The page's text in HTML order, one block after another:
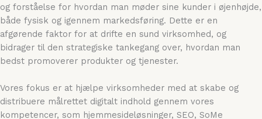
og forståelse for hvordan man møder sine kunder i øjenhøjde,
både fysisk og igennem markedsføring. Dette er en
afgørende faktor for at drifte en sund virksomhed, og
bidrager til den strategiske tankegang over, hvordan man
bedst promoverer produkter og tjenester.
Vores fokus er at hjælpe virksomheder med at skabe og
distribuere målrettet digitalt indhold gennem vores
kompetencer, som hjemmesideløsninger, SEO, SoMe